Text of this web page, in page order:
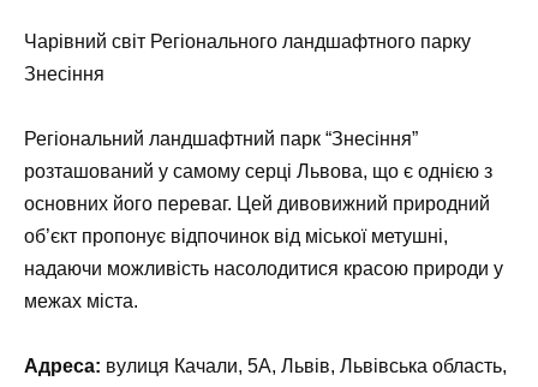
Чарівний світ Регіонального ландшафтного парку
Знесіння
Регіональний ландшафтний парк “Знесіння”
розташований у самому серці Львова, що є однією з
основних його переваг. Цей дивовижний природний
об’єкт пропонує відпочинок від міської метушні,
надаючи можливість насолодитися красою природи у
межах міста.
Адреса: вулиця Качали, 5А, Львів, Львівська область,